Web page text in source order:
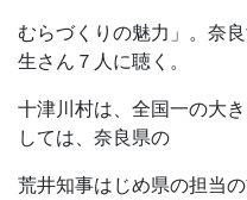
むらづくりの魅力」。奈
生さん７人に聴く。
十津川村は、全国一の大
しては、奈良県の
荒井知事はじめ県の担当